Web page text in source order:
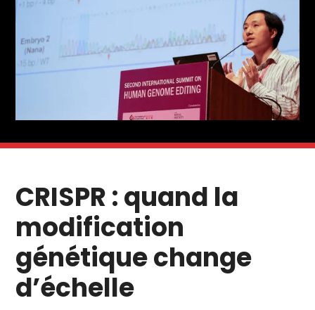
CRISPR : quand la
modification
génétique change
d’échelle